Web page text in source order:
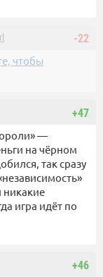
-22
чтобы
+47
—
на чёрном
так сразу
игра идёт по
+46